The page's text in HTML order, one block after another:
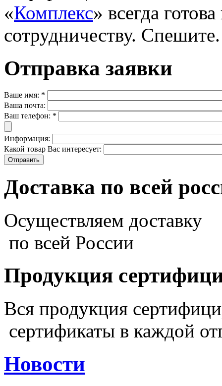
«Комплекс» всегда
сотрудничеству. Спешите.
Отправка заявки
Ваше имя: *
Ваша почта:
Ваш телефон: *
Информация:
Какой товар Вас интересует:
Доставка по всей
Осуществляем доставку
по всей России
Продукция
Вся продукция
сертификаты в каждой
Новости